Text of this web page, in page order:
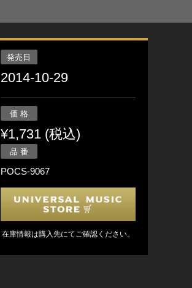
発売日
2014-10-29
価 格
¥1,731 (税込)
品 番
POCS-9067
在庫情報は購入先にてご確認ください。